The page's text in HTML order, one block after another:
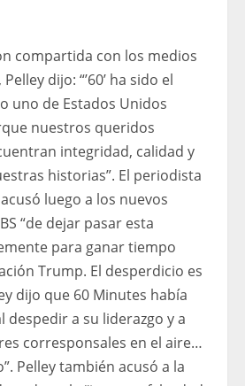
compartida con los medios
dijo: “’60’ ha sido el
uno de Estados Unidos
nuestros queridos
integridad, calidad y
historias”. El periodista
luego a los nuevos
“de dejar pasar esta
para ganar tiempo
Trump. El desperdicio es
dijo que 60 Minutes había
despedir a su liderazgo y a
corresponsales en el aire…
Pelley también acusó a la